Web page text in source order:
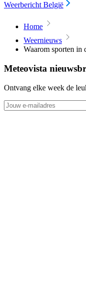
Weerbericht België
Home
Weernieuws
Waarom sporten in
Meteovista
Ontvang elke week de